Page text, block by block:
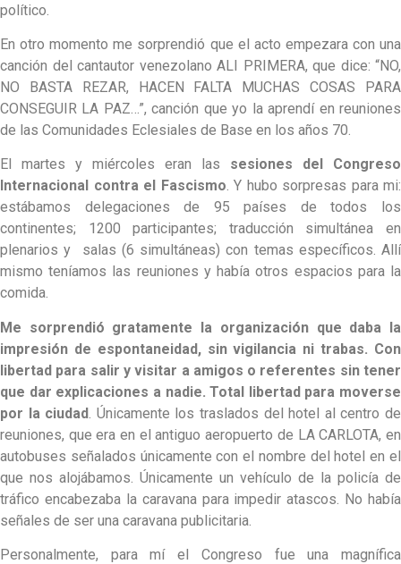
político.
En otro momento me sorprendió que el acto empezara con una
canción del cantautor venezolano ALI PRIMERA, que dice: “NO,
NO BASTA REZAR, HACEN FALTA MUCHAS COSAS PARA
CONSEGUIR LA PAZ…”, canción que yo la aprendí en reuniones
de las Comunidades Eclesiales de Base en los años 70.
El martes y miércoles eran las sesiones del Congreso
Internacional contra el Fascismo. Y hubo sorpresas para mi:
estábamos delegaciones de 95 países de todos los
continentes; 1200 participantes; traducción simultánea en
plenarios y salas (6 simultáneas) con temas específicos. Allí
mismo teníamos las reuniones y había otros espacios para la
comida.
Me sorprendió gratamente la organización que daba la
impresión de espontaneidad, sin vigilancia ni trabas. Con
libertad para salir y visitar a amigos o referentes sin tener
que dar explicaciones a nadie. Total libertad para moverse
por la ciudad . Únicamente los traslados del hotel al centro de
reuniones, que era en el antiguo aeropuerto de LA CARLOTA, en
autobuses señalados únicamente con el nombre del hotel en el
que nos alojábamos. Únicamente un vehículo de la policía de
tráfico encabezaba la caravana para impedir atascos. No había
señales de ser una caravana publicitaria.
Personalmente, para mí el Congreso fue una magnífica